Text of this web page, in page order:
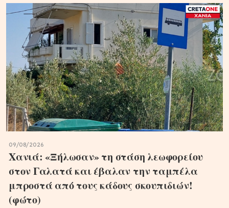
09/08/2026
Χανιά: «Ξήλωσαν» τη στάση λεωφορείου
στον Γαλατά και έβαλαν την ταμπέλα
μπροστά από τους κάδους σκουπιδιών!
(φώτο)